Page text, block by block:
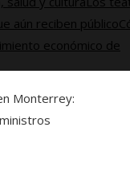
aún reciben público
económico de
Monterrey: